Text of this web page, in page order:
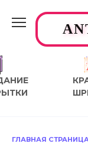
содержанию
ГЛАВНАЯ